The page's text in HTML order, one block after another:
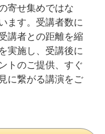
寄せ集めではな
ます。受講者数に
講者との距離を縮
実施し、受講後に
トのご提供、すぐ
に繋がる講演をご